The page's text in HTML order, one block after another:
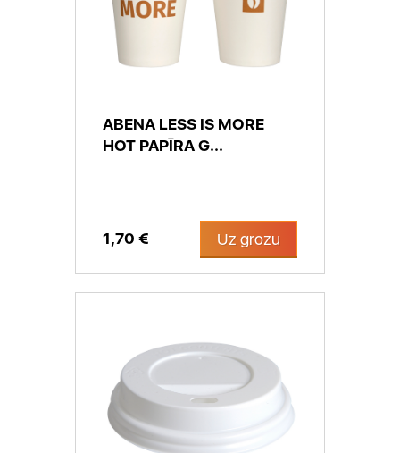
ABENA LESS IS MORE
HOT PAPĪRA G...
1,70 € Uz grozu